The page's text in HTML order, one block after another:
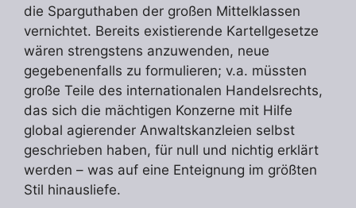
die Sparguthaben der großen Mittelklassen
vernichtet. Bereits existierende Kartellgesetze
wären strengstens anzuwenden, neue
gegebenenfalls zu formulieren; v.a. müssten
große Teile des internationalen Handelsrechts,
das sich die mächtigen Konzerne mit Hilfe
global agierender Anwaltskanzleien selbst
geschrieben haben, für null und nichtig erklärt
werden – was auf eine Enteignung im größten
Stil hinausliefe.